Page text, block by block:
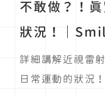
不敢做？！
狀況！｜
詳細講解近視雷
日常運動的狀況！